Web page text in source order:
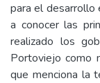
para el desarrollo
a conocer las
realizado los
Portoviejo como
que menciona la